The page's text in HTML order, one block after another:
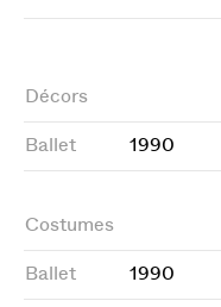
Décors
Ballet 1990
Costumes
Ballet 1990